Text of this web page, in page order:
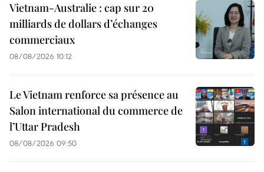
Vietnam-Australie : cap sur 20
milliards de dollars d’échanges
commerciaux
08/08/2026 10:12
Le Vietnam renforce sa présence au
Salon international du commerce de
l’Uttar Pradesh
08/08/2026 09:50